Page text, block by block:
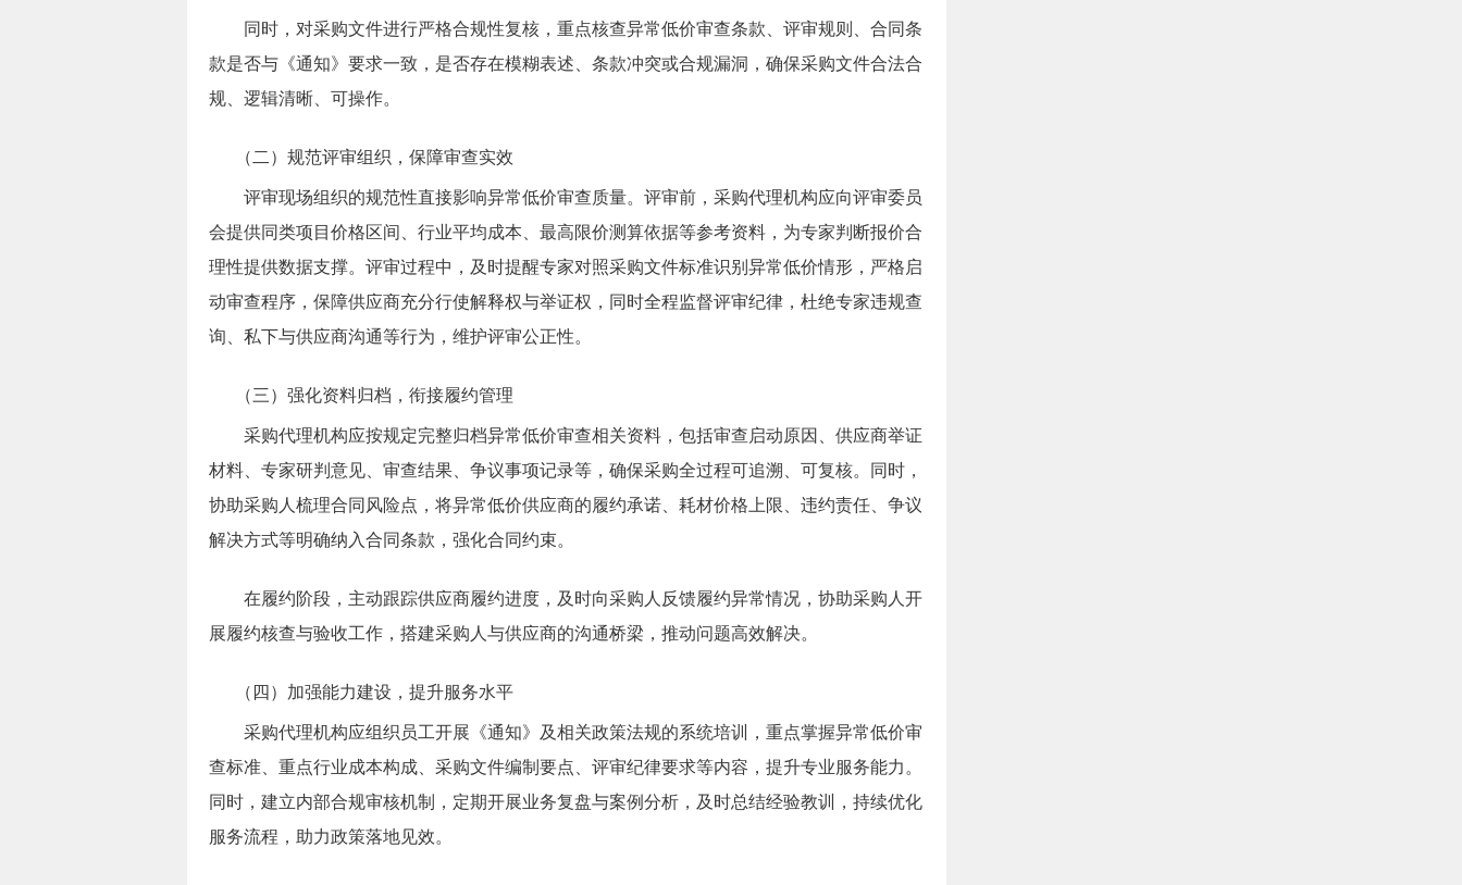
同时，对采购文件进行严格合规性复核，重点核查异常低价审查条款、评审规则、合同条
款是否与《通知》要求一致，是否存在模糊表述、条款冲突或合规漏洞，确保采购文件合法合
规、逻辑清晰、可操作。
（二）规范评审组织，保障审查实效
评审现场组织的规范性直接影响异常低价审查质量。评审前，采购代理机构应向评审委员
会提供同类项目价格区间、行业平均成本、最高限价测算依据等参考资料，为专家判断报价合
理性提供数据支撑。评审过程中，及时提醒专家对照采购文件标准识别异常低价情形，严格启
动审查程序，保障供应商充分行使解释权与举证权，同时全程监督评审纪律，杜绝专家违规查
询、私下与供应商沟通等行为，维护评审公正性。
（三）强化资料归档，衔接履约管理
采购代理机构应按规定完整归档异常低价审查相关资料，包括审查启动原因、供应商举证
材料、专家研判意见、审查结果、争议事项记录等，确保采购全过程可追溯、可复核。同时，
协助采购人梳理合同风险点，将异常低价供应商的履约承诺、耗材价格上限、违约责任、争议
解决方式等明确纳入合同条款，强化合同约束。
在履约阶段，主动跟踪供应商履约进度，及时向采购人反馈履约异常情况，协助采购人开
展履约核查与验收工作，搭建采购人与供应商的沟通桥梁，推动问题高效解决。
（四）加强能力建设，提升服务水平
采购代理机构应组织员工开展《通知》及相关政策法规的系统培训，重点掌握异常低价审
查标准、重点行业成本构成、采购文件编制要点、评审纪律要求等内容，提升专业服务能力。
同时，建立内部合规审核机制，定期开展业务复盘与案例分析，及时总结经验教训，持续优化
服务流程，助力政策落地见效。